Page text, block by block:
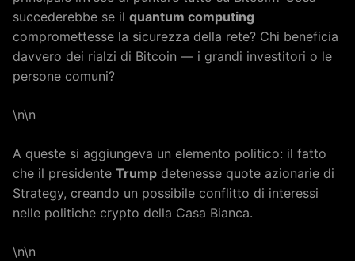
succederebbe se il quantum computing
compromettesse la sicurezza della rete? Chi beneficia
davvero dei rialzi di Bitcoin — i grandi investitori o le
persone comuni?
\n\n
A queste si aggiungeva un elemento politico: il fatto
che il presidente Trump detenesse quote azionarie di
Strategy, creando un possibile conflitto di interessi
nelle politiche crypto della Casa Bianca.
\n\n